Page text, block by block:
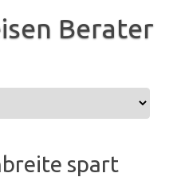
Berater
spart